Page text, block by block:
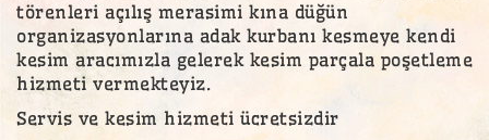
törenleri açılış merasimi kına düğün
organizasyonlarına adak kurbanı kesmeye kendi
kesim aracımızla gelerek kesim parçala poşetleme
hizmeti vermekteyiz.
Servis ve kesim hizmeti ücretsizdir